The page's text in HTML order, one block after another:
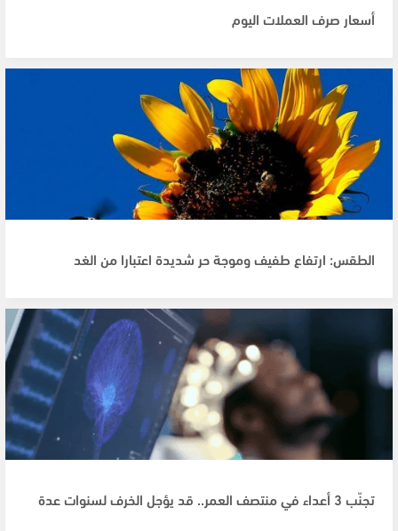
أسعار صرف العملات اليوم
الطقس: ارتفاع طفيف وموجة حر شديدة اعتبارا من الغد
تجنّب 3 أعداء في منتصف العمر.. قد يؤجل الخرف لسنوات عدة